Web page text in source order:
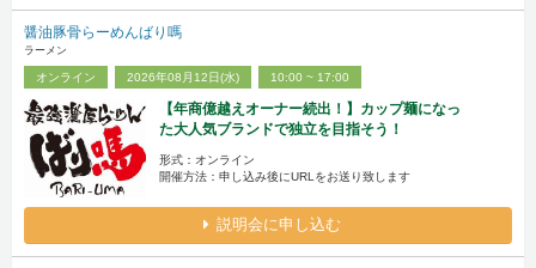
醤油豚骨らーめんばり嗎
ラーメン
オンライン 2026年08月12日(水) 10:00 ~ 17:00
【年商億越えオーナー続出！】カップ麺になっ
た大人気ブランドで独立を目指そう！
形式：オンライン
開催方法：申し込み後にURLをお送り致します
説明会に申し込む